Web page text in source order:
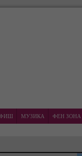
МУЗИКА ФЕН ЗОНА